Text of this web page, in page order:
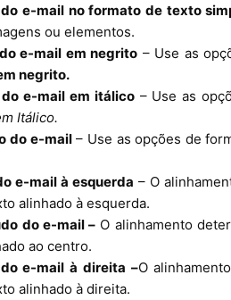
e-mail no formato de texto
ou elementos.
e-mail em negrito – Use as
negrito.
e-mail em itálico– Use as
Itálico.
do e-mail– Use as opções de
e-mail à esquerda – O
alinhado à esquerda.
do e-mail – O alinhamento
ao centro.
e-mail à direita –O
alinhado à direita.